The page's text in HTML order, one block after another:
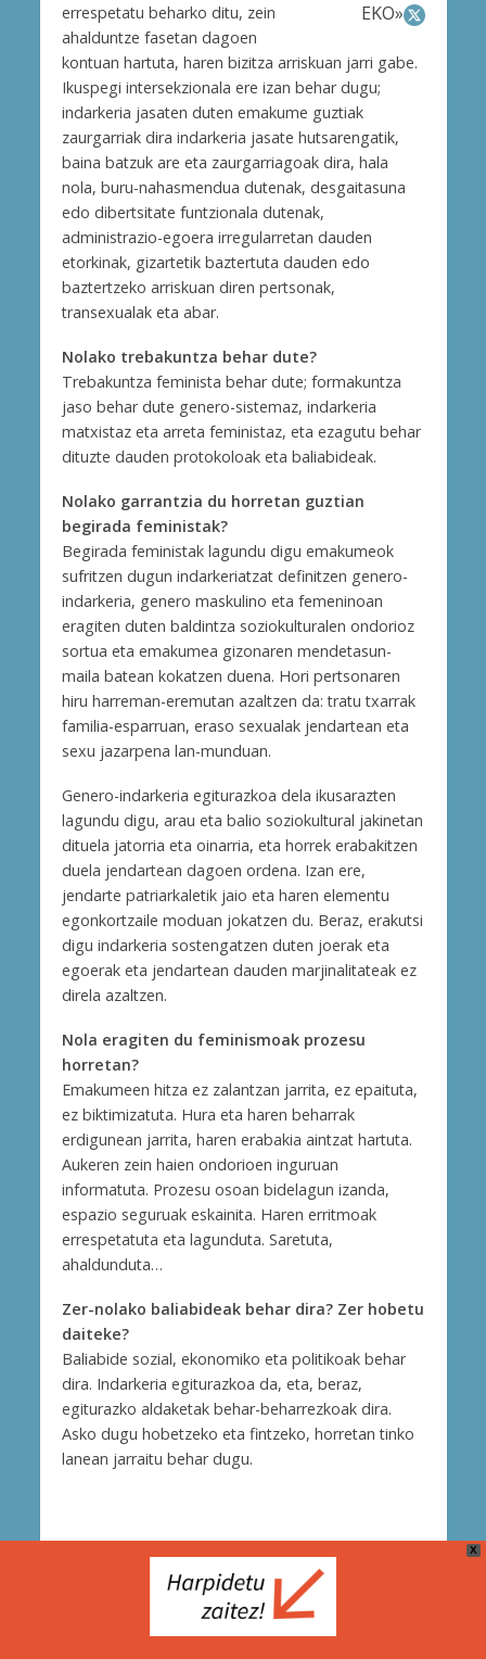
EKO»
errespetatu beharko ditu, zein
ahalduntze fasetan dagoen
kontuan hartuta, haren bizitza arriskuan jarri gabe.
Ikuspegi intersekzionala ere izan behar dugu;
indarkeria jasaten duten emakume guztiak
zaurgarriak dira indarkeria jasate hutsarengatik,
baina batzuk are eta zaurgarriagoak dira, hala
nola, buru-nahasmendua dutenak, desgaitasuna
edo dibertsitate funtzionala dutenak,
administrazio-egoera irregularretan dauden
etorkinak, gizartetik baztertuta dauden edo
baztertzeko arriskuan diren pertsonak,
transexualak eta abar.
Nolako trebakuntza behar dute?
Trebakuntza feminista behar dute; formakuntza
jaso behar dute genero-sistemaz, indarkeria
matxistaz eta arreta feministaz, eta ezagutu behar
dituzte dauden protokoloak eta baliabideak.
Nolako garrantzia du horretan guztian
begirada feministak?
Begirada feministak lagundu digu emakumeok
sufritzen dugun indarkeriatzat definitzen genero-
indarkeria, genero maskulino eta femeninoan
eragiten duten baldintza soziokulturalen ondorioz
sortua eta emakumea gizonaren mendetasun-
maila batean kokatzen duena. Hori pertsonaren
hiru harreman-eremutan azaltzen da: tratu txarrak
familia-esparruan, eraso sexualak jendartean eta
sexu jazarpena lan-munduan.
Genero-indarkeria egiturazkoa dela ikusarazten
lagundu digu, arau eta balio soziokultural jakinetan
dituela jatorria eta oinarria, eta horrek erabakitzen
duela jendartean dagoen ordena. Izan ere,
jendarte patriarkaletik jaio eta haren elementu
egonkortzaile moduan jokatzen du. Beraz, erakutsi
digu indarkeria sostengatzen duten joerak eta
egoerak eta jendartean dauden marjinalitateak ez
direla azaltzen.
Nola eragiten du feminismoak prozesu
horretan?
Emakumeen hitza ez zalantzan jarrita, ez epaituta,
ez biktimizatuta. Hura eta haren beharrak
erdigunean jarrita, haren erabakia aintzat hartuta.
Aukeren zein haien ondorioen inguruan
informatuta. Prozesu osoan bidelagun izanda,
espazio seguruak eskainita. Haren erritmoak
errespetatuta eta lagunduta. Saretuta,
ahaldunduta…
Zer-nolako baliabideak behar dira? Zer hobetu
daiteke?
Baliabide sozial, ekonomiko eta politikoak behar
dira. Indarkeria egiturazkoa da, eta, beraz,
egiturazko aldaketak behar-beharrezkoak dira.
Asko dugu hobetzeko eta fintzeko, horretan tinko
lanean jarraitu behar dugu.
Bidera Zerbitzuak (Berria Taldea)
X